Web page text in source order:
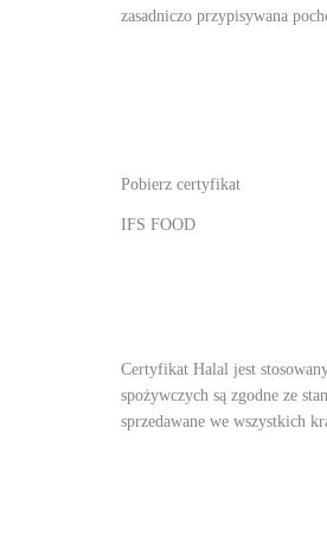
zasadniczo przypisywana
Pobierz certyfikat
IFS FOOD
Certyfikat Halal jest
spożywczych są zgodne ze
sprzedawane we wszystkich